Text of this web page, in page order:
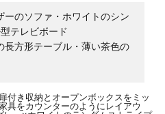
ーのソファ・ホワイトのシン
テレビボード
長方形テーブル・薄い茶色の
付き収納とオープンボックスをミッ
具をカウンターのようにレイアウ